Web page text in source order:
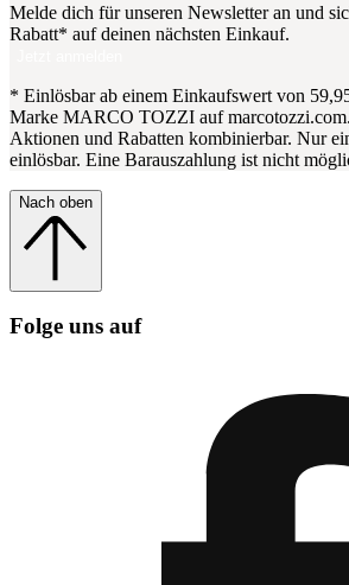
Melde dich für unseren Newsletter an und
Rabatt* auf deinen nächsten Einkauf.
* Einlösbar ab einem Einkaufswert von
Marke MARCO TOZZI auf
Aktionen und Rabatten kombinierbar. Nur
einlösbar. Eine Barauszahlung ist nicht
Nach oben
Folge uns auf